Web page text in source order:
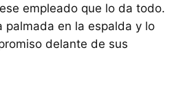
empleado que lo da todo.
palmada en la espalda y lo
delante de sus